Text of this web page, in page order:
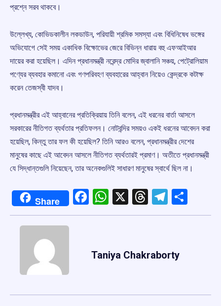
প্রশ্নে সরব থাকবে।
উল্লেখ্য, কোভিডকালীন লকডাউন, পরিযায়ী শ্রমিক সমস্যা এবং বিধিনিষেধ ভঙ্গের
অভিযোগে সেই সময় একাধিক বিক্ষোভের জেরে বিভিন্ন ধারায় বহু এফআইআর
দায়ের করা হয়েছিল। এদিন প্রধানমন্ত্রী নরেন্দ্র মোদির জ্বালানি সঞ্চয়, পেট্রোলিয়াম
পণ্যের ব্যবহার কমানো এবং গণপরিবহণ ব্যবহারের আহ্বান নিয়েও কেন্দ্রকে কটাক্ষ
করেন তেজস্বী যাদব।
প্রধানমন্ত্রীর এই আহ্বানের প্রতিক্রিয়ায় তিনি বলেন, এই ধরনের বার্তা আসলে
সরকারের নীতিগত ব্যর্থতার প্রতিফলন। নোটবন্দির সময়ও একই ধরনের আবেদন করা
হয়েছিল, কিন্তু তার ফল কী হয়েছিল? তিনি আরও বলেন, প্রধানমন্ত্রীর দেশের
মানুষের কাছে এই আবেদন আসলে নীতিগত ব্যর্থতারই প্রমাণ। অতীতে প্রধানমন্ত্রী
যে সিদ্ধান্তগুলি নিয়েছেন, তার অনেকগুলিই সাধারণ মানুষের স্বার্থে ছিল না।
Share Facebook
WhatsApp
X Threads
Taniya Chakraborty